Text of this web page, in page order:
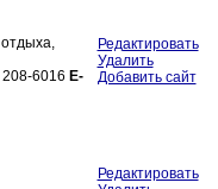
6016 E-
Редактировать
Удалить
Добавить сайт
Редактировать